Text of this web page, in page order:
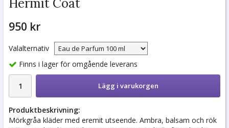
Hermit Coat
950 kr
Valalternativ
Finns i lager för omgående leverans
Lägg i varukorgen
Produktbeskrivning:
Mörkgråa kläder med eremit utseende. Ambra, balsam och rök